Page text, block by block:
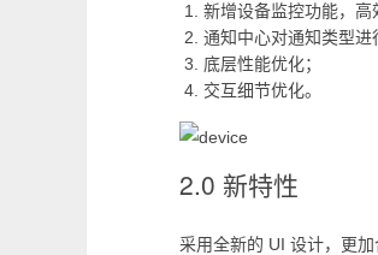
新增设备监控功能，高
通知中心对通知类型进
底层性能优化；
交互细节优化。
2.0 新特性
采用全新的 UI 设计，更